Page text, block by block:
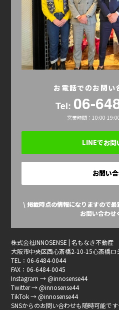
お電話でのお問い
Tel: 06-
営業時間：10:00-
LINEでお問
お問い
\ 掲載時点の情報になりますので
お問い合わせ
株式会社INNOSENSE | 名もなき不動産
大阪市中央区西心斎橋2-10-15心斎橋ロ
TEL：06-6484-0044
FAX：06-6484-0045
Instagram → @innosense44
Twitter → @innosense44
TikTok → @innosense44
SNSからのお問い合わせも随時可能で